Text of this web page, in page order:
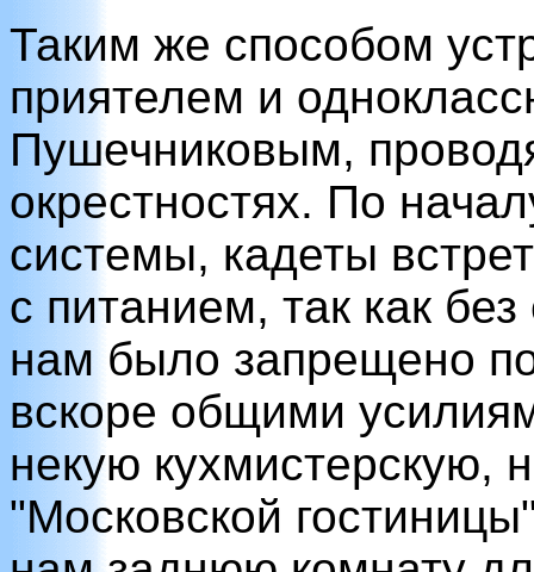
Таким же способом
приятелем и
Пушечниковым,
окрестностях. По
системы, кадеты
с питанием, так как
нам было запрещено
вскоре общими
некую
"Московской